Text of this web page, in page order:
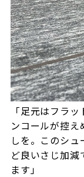
「足元はフラ
ンコールが控え
しを。このシュ
ど良いさじ加
ます」